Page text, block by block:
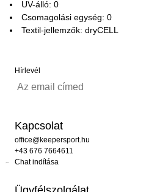
UV-álló: 0
Csomagolási egység: 0
Textil-jellemzők: dryCELL
Hírlevél
Kapcsolat
office@keepersport.hu
+43 676 7664611
Chat indítása